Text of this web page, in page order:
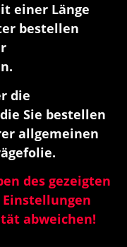
einer Länge
bestellen
die
Sie bestellen
allgemeinen
des gezeigten
abweichen!